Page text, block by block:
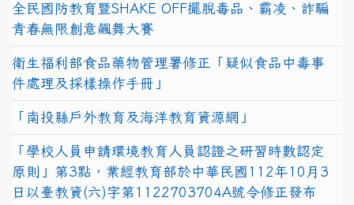
全民國防教育暨SHAKE OFF擺脫毒品、霸凌、詐騙
青春無限創意飆舞大賽
衛生福利部食品藥物管理署修正「疑似食品中毒事
件處理及採樣操作手冊」
「南投縣戶外教育及海洋教育資源網」
「學校人員申請環境教育人員認證之研習時數認定
原則」第3點，業經教育部於中華民國112年10月3
日以臺教資(六)字第1122703704A號令修正發布